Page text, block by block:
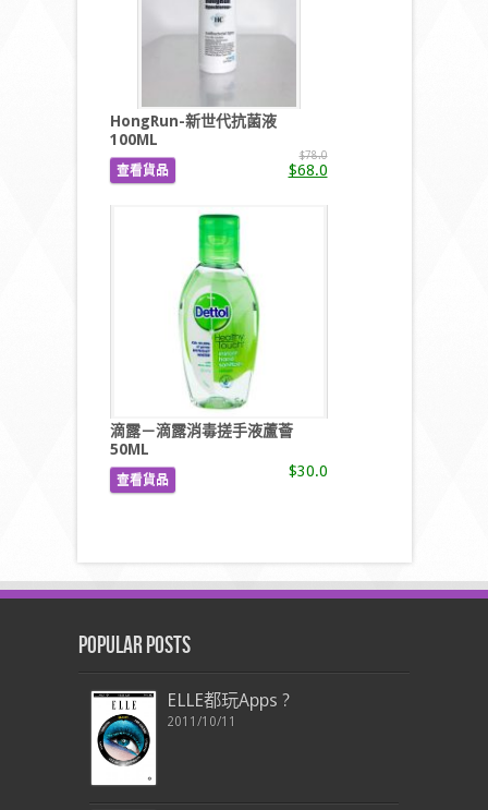
HongRun-新世代抗菌液
100ML
$78.0
$68.0
查看貨品
滴露－滴露消毒搓手液蘆薈
50ML
$30.0
查看貨品
Popular Posts
ELLE都玩Apps ?
2011/10/11